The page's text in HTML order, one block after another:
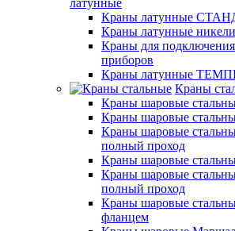
Краны латунные
Краны латунные
Краны для
приборов
Краны латунные
Краны
Краны шаровые
Краны шаровые
Краны шаровые
полный проход
Краны шаровые
Краны шаровые
полный проход
Краны шаровые
фланцем